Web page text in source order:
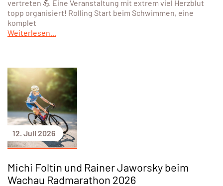
vertreten 💪 Eine Veranstaltung mit extrem viel Herzblut
topp organisiert! Rolling Start beim Schwimmen, eine
komplet
Weiterlesen...
12. Juli 2026
Michi Foltin und Rainer Jaworsky beim
Wachau Radmarathon 2026